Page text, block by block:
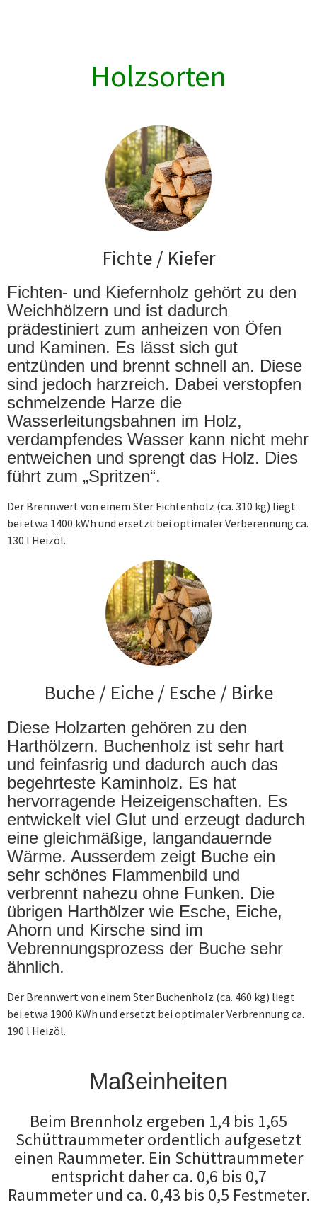
Holzsorten
Fichte / Kiefer
Fichten- und Kiefernholz gehört zu den
Weichhölzern und ist dadurch
prädestiniert zum anheizen von Öfen
und Kaminen. Es lässt sich gut
entzünden und brennt schnell an. Diese
sind jedoch harzreich. Dabei verstopfen
schmelzende Harze die
Wasserleitungsbahnen im Holz,
verdampfendes Wasser kann nicht mehr
entweichen und sprengt das Holz. Dies
führt zum „Spritzen“.
Der Brennwert von einem Ster Fichtenholz (ca. 310 kg) liegt
bei etwa 1400 kWh und ersetzt bei optimaler Verberennung ca.
130 l Heizöl.
Buche / Eiche / Esche / Birke
Diese Holzarten gehören zu den
Harthölzern. Buchenholz ist sehr hart
und feinfasrig und dadurch auch das
begehrteste Kaminholz. Es hat
hervorragende Heizeigenschaften. Es
entwickelt viel Glut und erzeugt dadurch
eine gleichmäßige, langandauernde
Wärme. Ausserdem zeigt Buche ein
sehr schönes Flammenbild und
verbrennt nahezu ohne Funken. Die
übrigen Harthölzer wie Esche, Eiche,
Ahorn und Kirsche sind im
Vebrennungsprozess der Buche sehr
ähnlich.
Der Brennwert von einem Ster Buchenholz (ca. 460 kg) liegt
bei etwa 1900 KWh und ersetzt bei optimaler Verbrennung ca.
190 l Heizöl.
Maßeinheiten
Beim Brennholz ergeben 1,4 bis 1,65
Schüttraummeter ordentlich aufgesetzt
einen Raummeter. Ein Schüttraummeter
entspricht daher ca. 0,6 bis 0,7
Raummeter und ca. 0,43 bis 0,5 Festmeter.